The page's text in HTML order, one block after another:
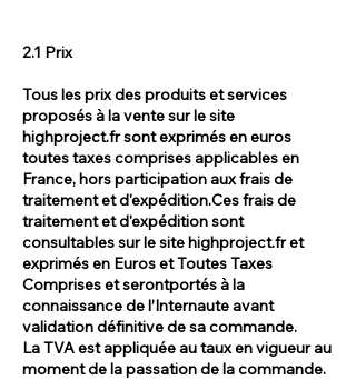
2.1 Prix
Tous les prix des produits et services
proposés à la vente sur le site
highproject.fr sont exprimés en euros
toutes taxes comprises applicables en
France, hors participation aux frais de
traitement et d'expédition.Ces frais de
traitement et d'expédition sont
consultables sur le site highproject.fr et
exprimés en Euros et Toutes Taxes
Comprises et serontportés à la
connaissance de l’Internaute avant
validation définitive de sa commande.
La TVA est appliquée au taux en vigueur au
moment de la passation de la commande.